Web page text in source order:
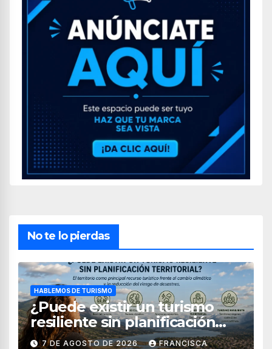
No te lo pierdas
HABLEMOS DE TURISMO
¿Puede existir un turismo
resiliente sin planificación
territorial?
7 DE AGOSTO DE 2026 FRANCISCA